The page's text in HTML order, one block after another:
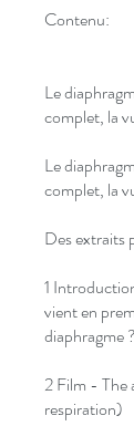
Contenu:
Le
complet, la
Le
complet, la
Des extraits
1
vient en
diaphragme ?
2 Film - The
respiration)